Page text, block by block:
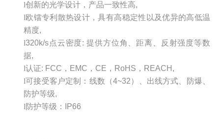
l创新的光学设计，产品一致性高,
l欧镭专利散热设计，具有高稳定性以及优异的高低温
精度,
l320k/s点云密度:提供方位角、距离、反射强度等数
据,
l认证: FCC ， EMC ， CE ， RoHS ， REACH,
l可接受客户定制：线数（4~32）、出线方式、防爆、
防护等级,
l防护等级： IP66